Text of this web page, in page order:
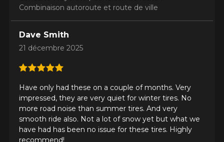
Combinaison autoroute et route de ville
Dave Smith
21 décembre 2025
Have only had these on a couple of months. Very
impressed, they are very quiet for winter tires. No
more road noise than summer tires. And very
smooth ride also. Not a lot of snow yet but what we
have had has been no issue for these tires. Highly
recommend!